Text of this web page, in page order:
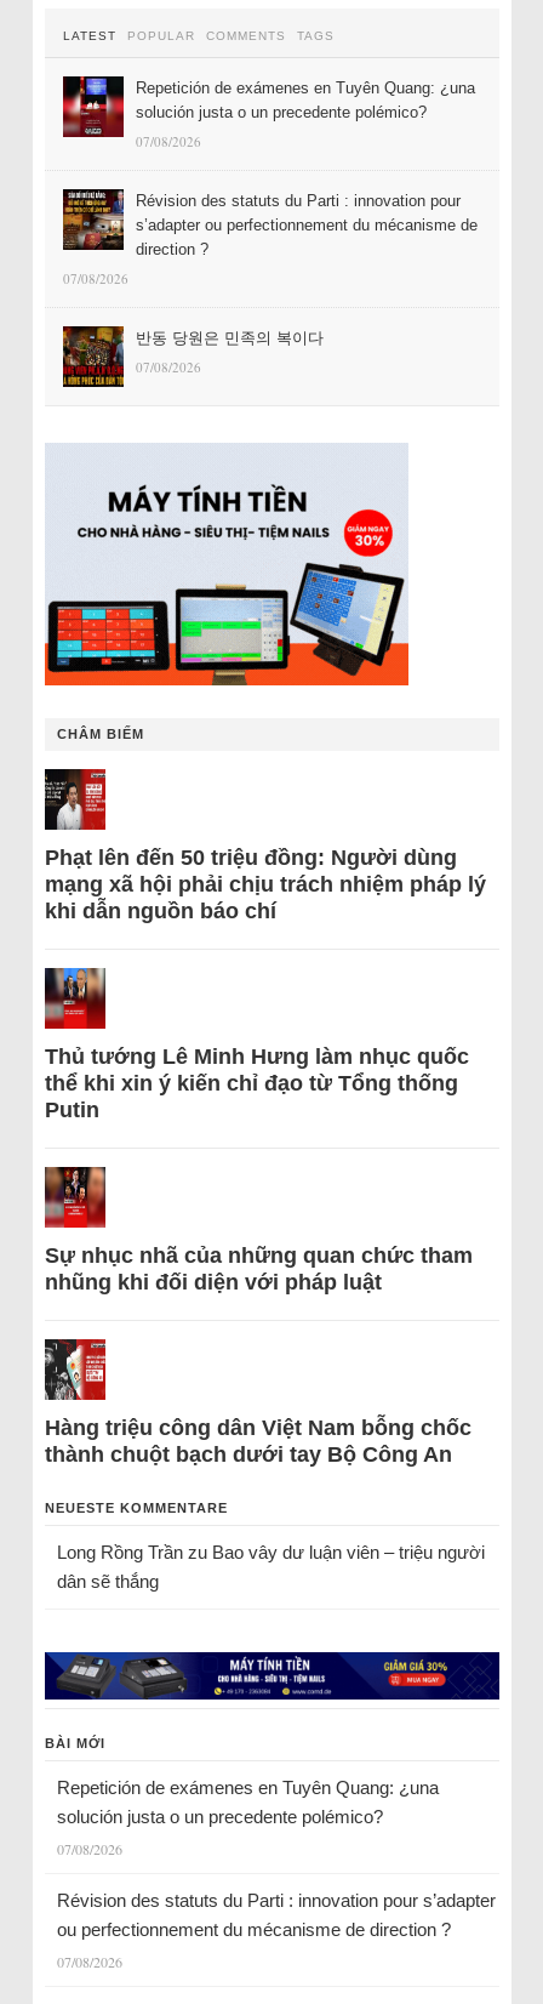
LATEST POPULAR COMMENTS TAGS
Repetición de exámenes en Tuyên Quang: ¿una
solución justa o un precedente polémico?
07/08/2026
Révision des statuts du Parti : innovation pour
s’adapter ou perfectionnement du mécanisme de
direction ?
07/08/2026
반동 당원은 민족의 복이다
07/08/2026
CHÂM BIẾM
Phạt lên đến 50 triệu đồng: Người dùng
mạng xã hội phải chịu trách nhiệm pháp lý
khi dẫn nguồn báo chí
Thủ tướng Lê Minh Hưng làm nhục quốc
thể khi xin ý kiến chỉ đạo từ Tổng thống
Putin
Sự nhục nhã của những quan chức tham
nhũng khi đối diện với pháp luật
Hàng triệu công dân Việt Nam bỗng chốc
thành chuột bạch dưới tay Bộ Công An
NEUESTE KOMMENTARE
Long Rồng Trầnzu Bao vây dư luận viên – triệu người
dân sẽ thắng
BÀI MỚI
Repetición de exámenes en Tuyên Quang: ¿una
solución justa o un precedente polémico?
07/08/2026
Révision des statuts du Parti : innovation pour s’adapter
ou perfectionnement du mécanisme de direction ?
07/08/2026